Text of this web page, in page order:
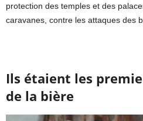
protection des temples et des
caravanes, contre les attaques des
Ils étaient les
de la bière